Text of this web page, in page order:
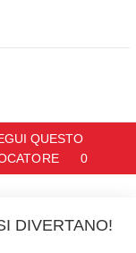
QUESTO
0
DIVERTANO!